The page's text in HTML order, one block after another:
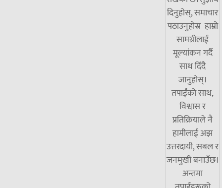
दिनुहोस्, समाचार
पठाउनुहोस्र हाम्रो
सामग्रीलाई
मूल्यांकन गर्दै
साथ दिँदै
जानुहोस्।
तपाईंको साथ,
विश्वास र
प्रतिक्रियाले नै
हामीलाई अझ
उत्तरदायी, सबल र
जनमुखी बनाउँछ।
अन्तमा